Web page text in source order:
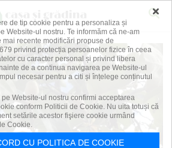
×
de tip cookie pentru a personaliza și
Website-ul nostru. Te informăm că ne-am
recente modificări propuse de
privind protecția persoanelor fizice în ceea
cu caracter personal și privind libera
de a continua navigarea pe Website-ul
necesar pentru a citi și înțelege conținutul
Website-ul nostru confirmi acceptarea
conform Politicii de Cookie. Nu uita totuși că
setările acestor fişiere cookie urmând
Cookie.
CU POLITICA DE COOKIE